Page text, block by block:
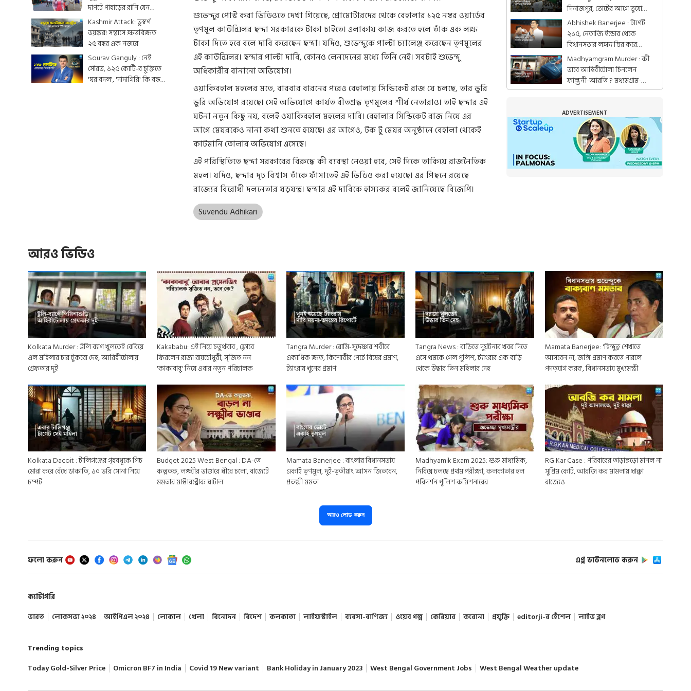
দাপটে পাহাড়ের রানি যেন
একটুকরো স্বর্গ
Kashmir Attack: ভূস্বর্গ
ভয়ঙ্কর! সন্ত্রাসে ক্ষতবিক্ষত
২৫ বছর এক নজরে
Sourav Ganguly : নেই
সৌরভ, ১২৫ কোটি-র চুক্তিতে
'ঘর বদল', 'দাদাগিরি' কি বন্ধ
শুভেন্দুর পোস্ট করা ভিডিওতে দেখা গিয়েছে, প্রোমোটারদের থেকে বেহালার ১২৫ নম্বর ওয়ার্ডের
তৃণমূল কাউন্সিলর ছন্দা সরকারকে টাকা চাইতে। এলাকায় কাজ করতে হলে তাঁক এক লক্ষ
টাকা দিতে হবে বলে দাবি করেছেন ছন্দা। যদিও, শুভেন্দুকে পাল্টা চ্যালেঞ্জ করেছেন তৃণমূলের
এই কাউন্সিলর। ছন্দার পাল্টা দাবি, কোনও লেনদেনের মধ্যে তিনি নেই। সবটাই শুভেন্দু
অধিকারীর বানানো অভিযোগ।
ওয়াকিবহাল মহলের মতে, বারবার বারনের পরেও বেহালায় সিন্ডিকেট রাজ যে চলছে, তার ভুরি
ভুরি অভিযোগ রয়েছে। সেই অভিযোগে কার্যত বীতশ্রদ্ধ তৃণমূলের শীর্ষ নেতারাও। তাই ছন্দার এই
ঘটনা নতুন কিছু নয়, বলেই ওয়াকিবহাল মহলের দাবি। বেহালার সিন্ডিকেট রাজ নিয়ে এর
আগে মেয়রকেও নানা কথা শুনতে হয়েছে। এর আগেও, টক টু মেয়র অনুষ্ঠানে বেহালা থেকেই
কাটমানি তোলার অভিযোগ এসেছে।
এই পরিস্থিতিতে ছন্দা সরকারের বিরুদ্ধে কী ব্যবস্থা নেওয়া হবে, সেই দিকে তাকিয়ে রাজনৈতিক
মহল। যদিও, ছন্দার দৃঢ় বিশ্বাস তাঁকে ফাঁসাতেই এই ভিডিও করা হয়েছে। এর পিছনে রয়েছে
রাজ্যের বিরোধী দলনেতার ষড়যন্ত্র। ছন্দার এই দাবিকে হাস্যকর বলেই জানিয়েছে বিজেপি।
Suvendu Adhikari
দিনাজপুর, ভোটের আগে ভুয়ো
ভোটারের জাল, বিজেপির বিরুদ্ধে
Abhishek Banerjee : টার্গেট
২১৫, নেতাজি ইন্ডোর থেকে
বিধানসভার লক্ষ্য স্থির করে
দিলেন অভিষেক
Madhyamgram Murder : কী
ভাবে আহিরীটোলা চিনলেন
ফাল্গুনী-আরতি ? মধ্যমগ্রাম-
কাণ্ডে উদ্ধার সেই ইট
ADVERTISEMENT
আরও ভিডিও
Kolkata Murder : ট্রলি ব্যাগ খুলতেই বেরিয়ে
এল মহিলার চার টুকরো দেহ, আরিহীটোলায়
গ্রেফতার দুই
Kakababu: এই নিয়ে চতুর্থবার , ফ্লোরে
ফিরলেন রাজা রায়চৌধুরী, সৃজিত নন
'কাকাবাবু' নিয়ে এবার নতুন পরিচালক
Tangra Murder : রোমি-সুদেষ্ণার শরীরে
একাধিক ক্ষত, কিশোরীর পেটে বিষের প্রমাণ,
ট্যাংরায় খুনের প্রমাণ
Tangra News : বাড়িতে দুর্ঘটনার খবর দিতে
এসে থমকে গেল পুলিশ, ট্যাংরার এক বাড়ি
থেকে উদ্ধার তিন মহিলার দেহ
Mamata Banerjee: 'হিন্দুত্ব শেখাতে
আসবেন না, জঙ্গি প্রমাণ করতে পারলে
পদত্য়াগ করব', বিধানসভায় মুখ্যমন্ত্রী
Kolkata Dacoit : টালিগঞ্জের গৃহবধূকে পিচ
মোরা করে বেঁধে ডাকাতি, ১০ ভরি সোনা নিয়ে
চম্পট
Budget 2025 West Bengal : DA-তে
কল্পতরু, লক্ষ্মীর ভাণ্ডারে ধীরে চলো, বাজেটে
মমতার মাস্টারস্ট্রোক ঘাটাল
Mamata Banerjee : বাংলার বিধানসভায়
একাই তৃণমূল, দুই-তৃতীয়াং আসন জিতবেন,
প্রত্যয়ী মমতা
Madhyamik Exam 2025: শুরু মাধ্যমিক,
নির্বিঘ্নে চলছে প্রথম পরীক্ষা, কলকাতার হল
পরিদর্শন পুলিশ কমিশনারের
RG Kar Case : পরিবারের তাড়াহুড়ো মানল না
সুপ্রিম কোর্ট, আরজি কর মামলায় ধাক্কা
রাজ্যেও
আরও লোড করুন
ফলো করুন এপ্প ডাউনলোড করুন
ক্যাটাগরি
ভারত
লোকসভা ২০২৪ আইপিএল ২০২৪ লোকাল খেলা বিনোদন বিদেশ কলকাতা লাইফস্টাইল ব্যবসা-বাণিজ্য ওয়েব গল্প কেরিয়ার করোনা প্রযুক্তি editorji-র হেঁশেল লাইভ ব্লগ
Trending topics
Today Gold-Silver Price
Omicron BF7 in India Covid 19 New variant Bank Holiday in January 2023 West Bengal Government Jobs West Bengal Weather update